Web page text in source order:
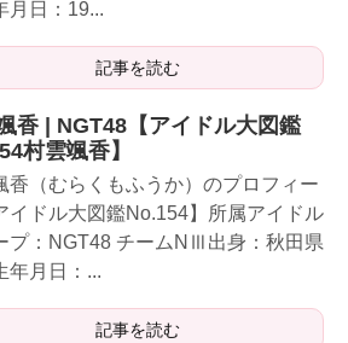
月日：19...
記事を読む
香 | NGT48【アイドル大図鑑
村雲颯香】
香（むらくもふうか）のプロフィー
イドル大図鑑No.154】所属アイドル
プ：NGT48 チームNⅢ出身：秋田県
年月日：...
記事を読む